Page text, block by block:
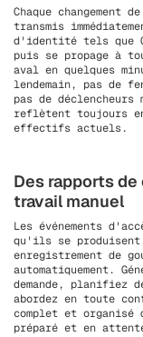
Chaque
transmis
d'identité tels que
puis se propage à
aval en quelques
lendemain, pas de
pas de
reflètent toujours
effectifs actuels.
Des rapports
travail manuel
Les événements
qu'ils se
enregistrement de
automatiquement.
demande, planifiez
abordez en toute
complet et organisé
préparé et en